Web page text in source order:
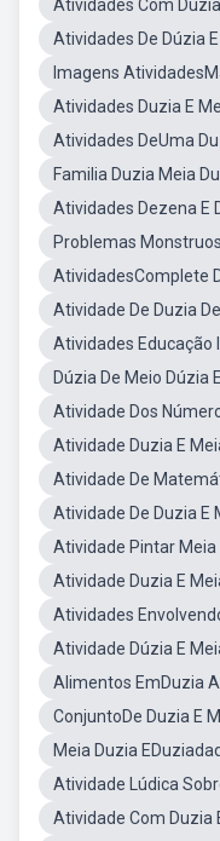
Atividades Com
Atividades De Dúzia
Imagens
Atividades Duzia E
Atividades DeUma
Familia Duzia Meia
Atividades Dezena E
Problemas
AtividadesComplete
Atividade De Duzia
Atividades Educação
Dúzia De Meio Dúzia
Atividade Dos
Atividade Duzia E
Atividade De
Atividade De Duzia E
Atividade Pintar Meia
Atividade Duzia E
Atividades
Atividade Dúzia E
Alimentos EmDuzia
ConjuntoDe Duzia E
Meia Duzia
Atividade Lúdica
Atividade Com Duzia